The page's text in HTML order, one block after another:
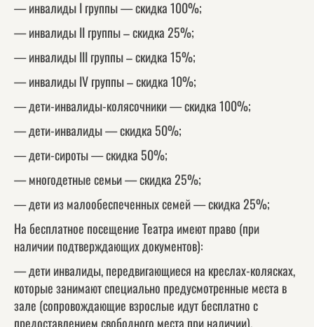
— инвалиды I группы — скидка 100%;
— инвалиды II группы – скидка 25%;
— инвалиды III группы – скидка 15%;
— инвалиды IV группы – скидка 10%;
— дети-инвалиды-колясочники — скидка 100%;
— дети-инвалиды — скидка 50%;
— дети-сироты — скидка 50%;
— многодетные семьи — скидка 25%;
— дети из малообеспеченных семей — скидка 25%;
На бесплатное посещение Театра имеют право (при
наличии подтверждающих документов):
— дети инвалиды, передвигающиеся на креслах-колясках,
которые занимают специально предусмотренные места в
зале (сопровождающие взрослые идут бесплатно с
предоставлением свободного места при наличии).